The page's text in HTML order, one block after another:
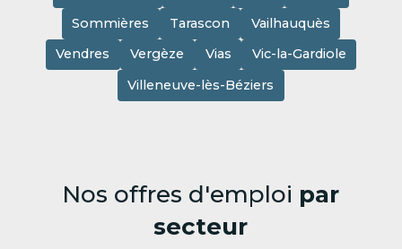
Sommières
Tarascon
Vailhauquès
Vendres
Vergèze Vias
Vic-la-Gardiole
Villeneuve-lès-Béziers
Nos offres d'emploi par
secteur